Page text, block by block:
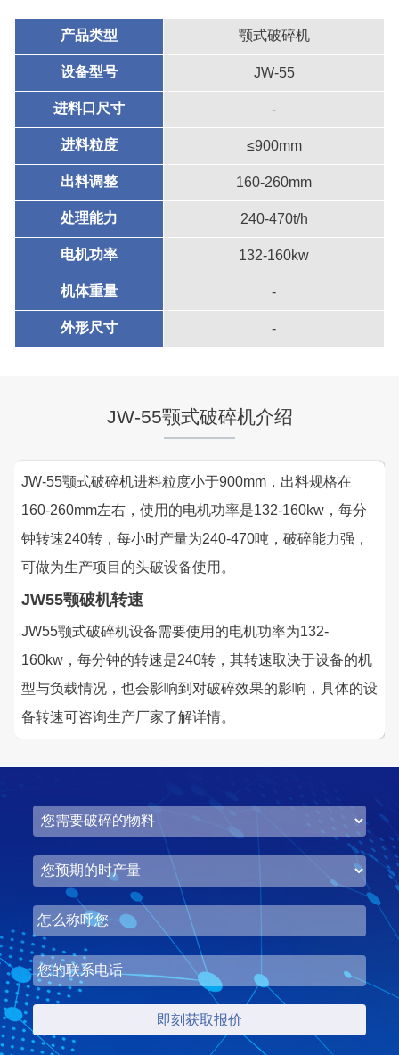
产品类型 颚式破碎机
设备型号 JW-55
进料口尺寸 -
进料粒度 ≤900mm
出料调整 160-260mm
处理能力 240-470t/h
电机功率 132-160kw
机体重量 -
外形尺寸 -
JW-55颚式破碎机介绍
JW-55颚式破碎机进料粒度小于900mm，出料规格在
160-260mm左右，使用的电机功率是132-160kw，每分
钟转速240转，每小时产量为240-470吨，破碎能力强，
可做为生产项目的头破设备使用。
JW55颚破机转速
JW55颚式破碎机设备需要使用的电机功率为132-
160kw，每分钟的转速是240转，其转速取决于设备的机
型与负载情况，也会影响到对破碎效果的影响，具体的设
备转速可咨询生产厂家了解详情。
湖北省中昇东浩荆门建材时产500-600吨机制砂项目
项目坐标
湖北省荆门市
设计产能
时产500-600吨
项目业主 生产原料